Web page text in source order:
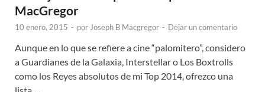
MacGregor
10 enero, 2015 - por Joseph B Macgregor - Dejar un comentario
Aunque en lo que se refiere a cine “palomitero”, considero
a Guardianes de la Galaxia, Interstellar o Los Boxtrolls
como los Reyes absolutos de mi Top 2014, ofrezco una